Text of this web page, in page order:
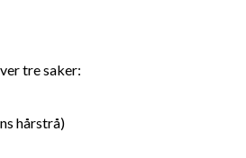
tre saker:
hårstrå)